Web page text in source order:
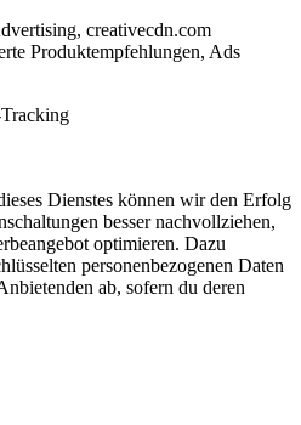
creativecdn.com
Produktempfehlungen, Ads
Dienstes können wir den Erfolg
besser nachvollziehen,
optimieren. Dazu
personenbezogenen Daten
ab, sofern du deren